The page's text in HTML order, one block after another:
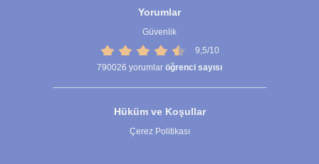
Yorumlar
Güvenlik
9,5/10
790026 yorumlar öğrenci sayısı
Hüküm ve Koşullar
Çerez Politikası